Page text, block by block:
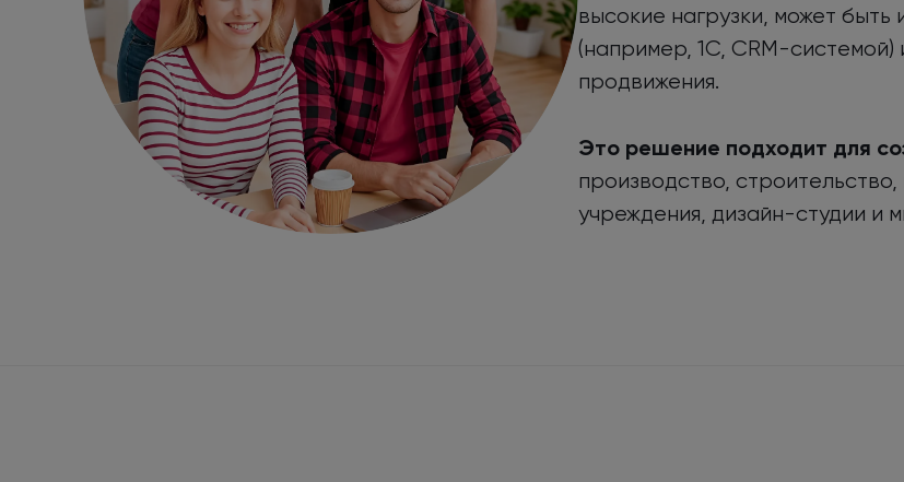
высокие нагрузки, может
(например, 1С, CRM-
продвижения.
Это решение подходит для
производство,
учреждения, дизайн-студии и